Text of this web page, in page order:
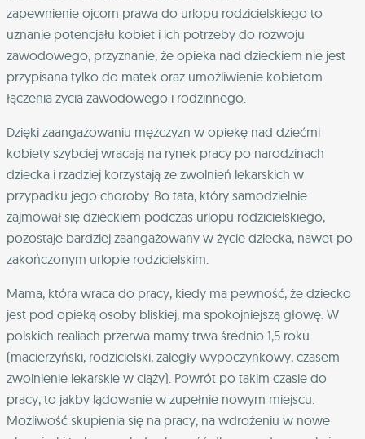
zapewnienie ojcom prawa do urlopu rodzicielskiego to
uznanie potencjału kobiet i ich potrzeby do rozwoju
zawodowego, przyznanie, że opieka nad dzieckiem nie jest
przypisana tylko do matek oraz umożliwienie kobietom
łączenia życia zawodowego i rodzinnego.
Dzięki zaangażowaniu mężczyzn w opiekę nad dziećmi
kobiety szybciej wracają na rynek pracy po narodzinach
dziecka i rzadziej korzystają ze zwolnień lekarskich w
przypadku jego choroby. Bo tata, który samodzielnie
zajmował się dzieckiem podczas urlopu rodzicielskiego,
pozostaje bardziej zaangażowany w życie dziecka, nawet po
zakończonym urlopie rodzicielskim.
Mama, która wraca do pracy, kiedy ma pewność, że dziecko
jest pod opieką osoby bliskiej, ma spokojniejszą głowę. W
polskich realiach przerwa mamy trwa średnio 1,5 roku
(macierzyński, rodzicielski, zaległy wypoczynkowy, czasem
zwolnienie lekarskie w ciąży). Powrót po takim czasie do
pracy, to jakby lądowanie w zupełnie nowym miejscu.
Możliwość skupienia się na pracy, na wdrożeniu w nowe